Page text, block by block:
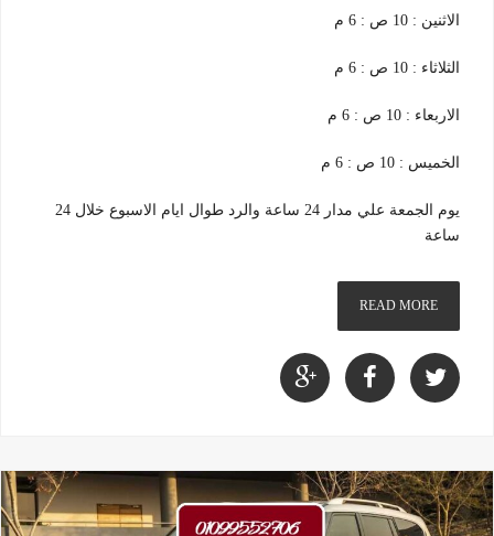
الاثنين : 10 ص : 6 م
الثلاثاء : 10 ص : 6 م
الاربعاء : 10 ص : 6 م
الخميس : 10 ص : 6 م
يوم الجمعة علي مدار 24 ساعة والرد طوال ايام الاسبوع خلال 24
ساعة
READ MORE